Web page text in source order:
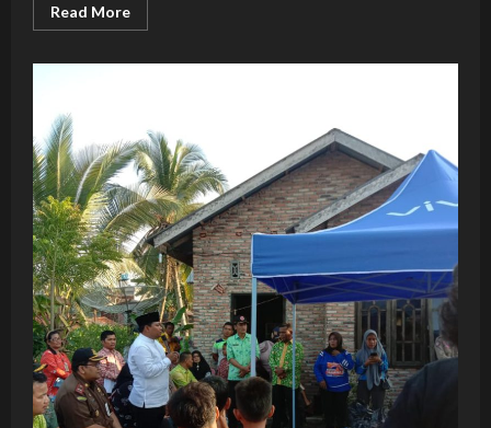
Read MoreRead
more
KORBAN
HANYUT
DI
SUNGAI
PANTAI
OLANG
TANJUNGBALAI